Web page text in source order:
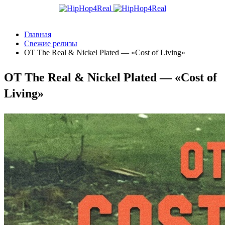
Главная
Свежие релизы
OT The Real & Nickel Plated — «Cost of Living»
OT The Real & Nickel Plated — «Cost of
Living»